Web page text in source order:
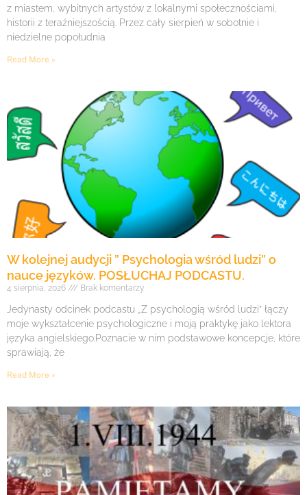
z miastem, wybitnych artystów z lokalnymi społecznościami,
historii z teraźniejszością. Przez cały sierpień w sobotnie i
niedzielne popołudnia
Read More »
W kolejnej audycji ” Psychologia wśród ludzi” o
nauce języków. POSŁUCHAJ PODCASTU.
4 sierpnia, 2026 Brak komentarzy
Jedynasty odcinek podcastu „Z psychologią wśród ludzi” łączy
moje wykształcenie psychologiczne i moją praktykę jako lektora
języka angielskiego.Poznacie w nim podstawowe koncepcje, które
sprawiają, że
Read More »